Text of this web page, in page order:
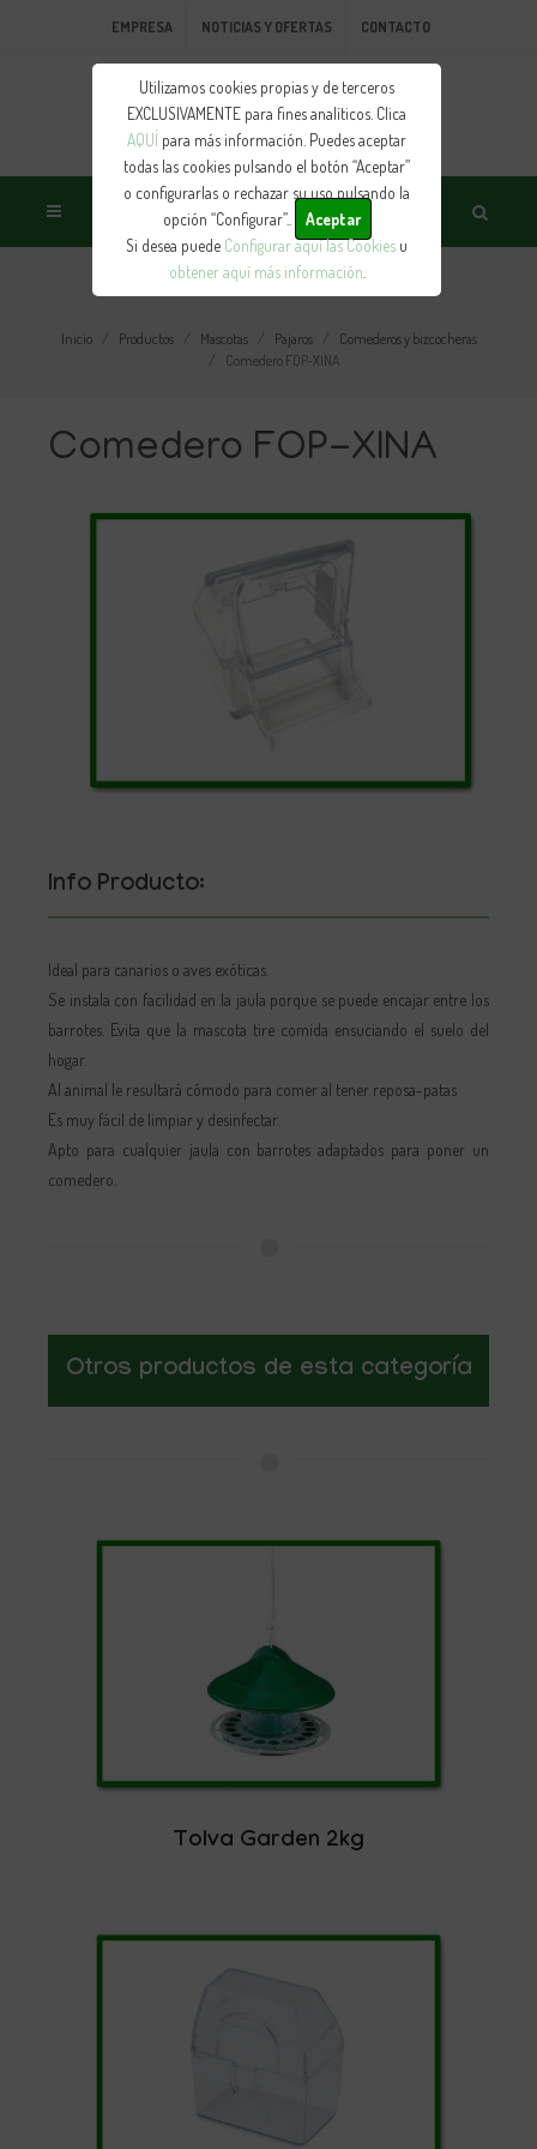
Utilizamos cookies propias y de terceros
EXCLUSIVAMENTE para fines analíticos. Clica
AQUÍ para más información. Puedes aceptar
todas las cookies pulsando el botón “Aceptar”
o configurarlas o rechazar su uso pulsando la
opción “Configurar”..
Aceptar
Si desea puede Configurar aquí las Cookies u
obtener aquí más información
EMPRESA NOTICIAS Y OFERTAS CONTACTO
PRODUCTO
Inicio Productos Mascotas Pajaros
Comederos y bizcocheras
Comedero FOP-XINA
Comedero FOP-XINA
Info Producto:
Ideal para canarios o aves exóticas.
Se instala con facilidad en la jaula porque se puede encajar entre los
barrotes. Evita que la mascota tire comida ensuciando el suelo del
hogar.
Al animal le resultará cómodo para comer al tener reposa-patas
Es muy fácil de limpiar y desinfectar.
Apto para cualquier jaula con barrotes adaptados para poner un
comedero.
Otros productos de esta categoría
Tolva Garden 2kg